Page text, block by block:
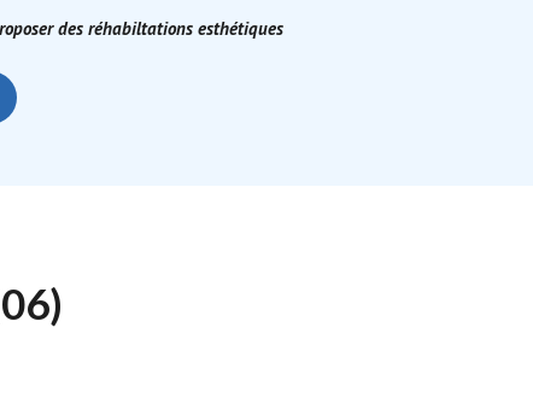
des réhabiltations esthétiques